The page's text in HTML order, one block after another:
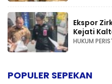
Ekspor
Kejati
HUKUM
POPULER SEPEKAN